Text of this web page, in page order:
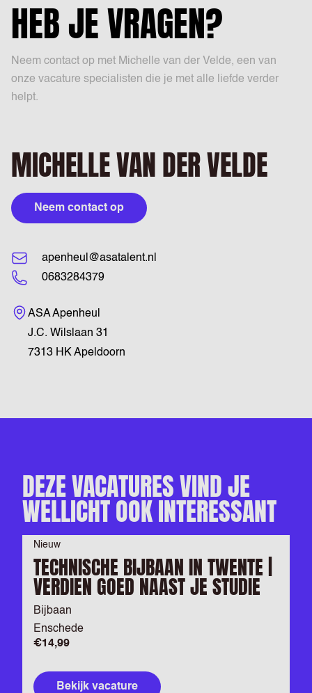
HEB JE VRAGEN?
Neem contact op met Michelle van der Velde, een van
onze vacature specialisten die je met alle liefde verder
helpt.
MICHELLE VAN DER VELDE
Neem contact op
apenheul@asatalent.nl
0683284379
Bezoekadres
ASA Apenheul
J.C. Wilslaan 31
7313 HK Apeldoorn
DEZE VACATURES VIND JE
WELLICHT OOK INTERESSANT
Nieuw
TECHNISCHE BIJBAAN IN TWENTE |
VERDIEN GOED NAAST JE STUDIE
Bijbaan
Enschede
€14,99
Bekijk vacature